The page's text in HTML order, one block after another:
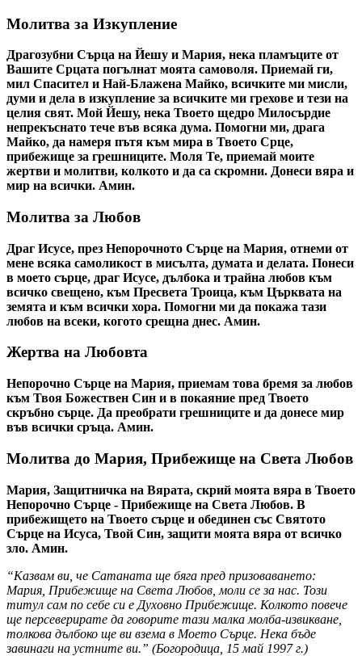
Молитва за Изкупление
Драгозубни Сърца на Йешу и Мария, нека пламъците от
Вашите Срцата погълнат моята самоволя. Приемай ги,
мил Спасител и Най-Блажена Майко, всичките ми мисли,
думи и дела в изкупление за всичките ми грехове и тези на
целия свят. Мой Йешу, нека Твоето щедро Милосърдие
непрекъснато тече във всяка дума. Помогни ми, драга
Майко, да намеря пътя към мира в Твоето Срце,
прибежище за грешниците. Моля Те, приемай моите
жертви и молитви, колкото и да са скромни. Донеси вяра и
мир на всички. Амин.
Молитва за Любов
Драг Исусе, през Непорочното Сърце на Мария, отнеми от
мене всяка самоликост в мисълта, думата и делата. Понеси
в моето сърце, драг Исусе, дълбока и трайна любов към
всичко свещено, към Пресвета Троица, към Църквата на
земята и към всички хора. Помогни ми да покажа тази
любов на всеки, когото срещна днес. Амин.
Жертва на Любовта
Непорочно Сърце на Мария, приемам това бремя за любов
към Твоя Божествен Син и в покаяние пред Твоето
скръбно сърце. Да преобрати грешниците и да донесе мир
във всички сръца. Амин.
Молитва до Мария, Прибежище на Света Любов
Мария, Защитничка на Вярата, скрий моята вяра в Твоето
Непорочно Сърце - Прибежище на Света Любов. В
прибежището на Твоето сърце и обединен със Святото
Сърце на Исуса, Твой Син, защити моята вяра от всичко
зло. Амин.
“Казвам ви, че Сатаната ще бяга пред призоваването:
Мария, Прибежище на Света Любов, моли се за нас. Този
титул сам по себе си е Духовно Прибежище. Колкото повече
ще персеверирате да говорите тази малка молба-извикване,
толкова дълбоко ще ви взема в Моето Сърце. Нека бъде
завинаги на устните ви.” (Богородица 15 май 1997 г.)